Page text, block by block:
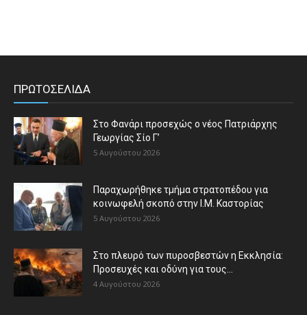
ΠΡΩΤΟΣΕΛΙΔΑ
Στο Φανάρι προσεχώς ο νέος Πατριάρχης
Γεωργίας Σίο Γ’
5 Αυγούστου 2026
Παραχωρήθηκε τμήμα στρατοπέδου για
κοινωφελή σκοπό στην Ι.Μ. Καστορίας
5 Αυγούστου 2026
Στο πλευρό των πυροσβεστών η Εκκλησία:
Προσευχές και οδύνη για τους...
4 Αυγούστου 2026